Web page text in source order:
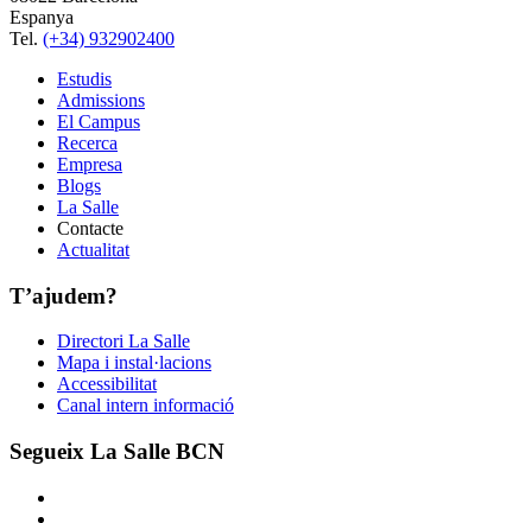
Espanya
Tel. (+34) 932902400
Estudis
Admissions
El Campus
Recerca
Empresa
Blogs
La Salle
Contacte
Actualitat
T’ajudem?
Directori La Salle
Mapa i instal·lacions
Accessibilitat
Canal intern informació
Segueix La Salle BCN